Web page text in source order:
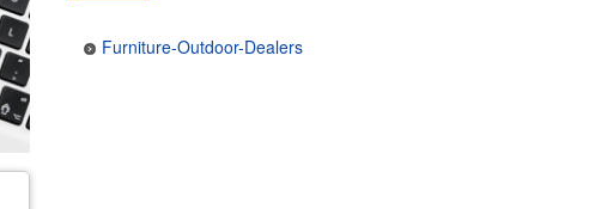
Furniture-Outdoor-Dealers